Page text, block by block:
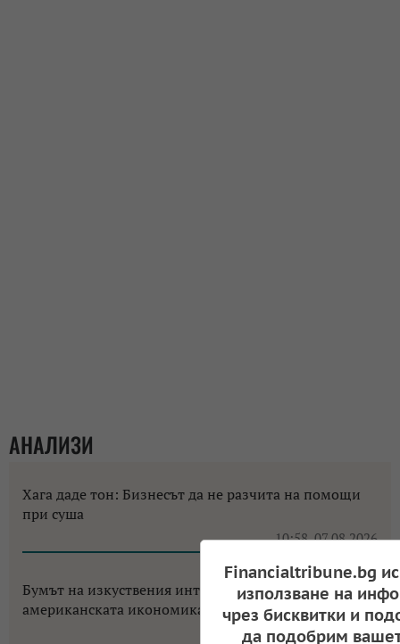
АНАЛИЗИ
Хага даде тон: Бизнесът да не разчита на помощи
при суша
10:58, 07.08.2026
Бумът на изкуствения интелект променя
американската икономика до неузнаваемост
12:18, 06.08.2026
Financialtribune.bg
използване на
чрез бисквитки и
да подобрим